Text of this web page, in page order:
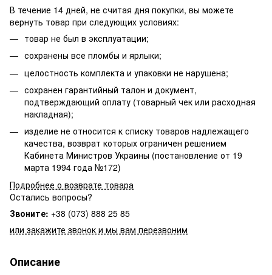
В течение 14 дней, не считая дня покупки, вы можете
вернуть товар при следующих условиях:
товар не был в эксплуатации;
сохранены все пломбы и ярлыки;
целостность комплекта и упаковки не нарушена;
сохранен гарантийный талон и документ,
подтверждающий оплату (товарный чек или расходная
накладная);
изделие не относится к списку товаров надлежащего
качества, возврат которых ограничен решением
Кабинета Министров Украины (постановление от 19
марта 1994 года №172)
Подробнее о возврате товара
Остались вопросы?
Звоните: +38 (073) 888 25 85
или закажите звонок и мы вам перезвоним
Описание